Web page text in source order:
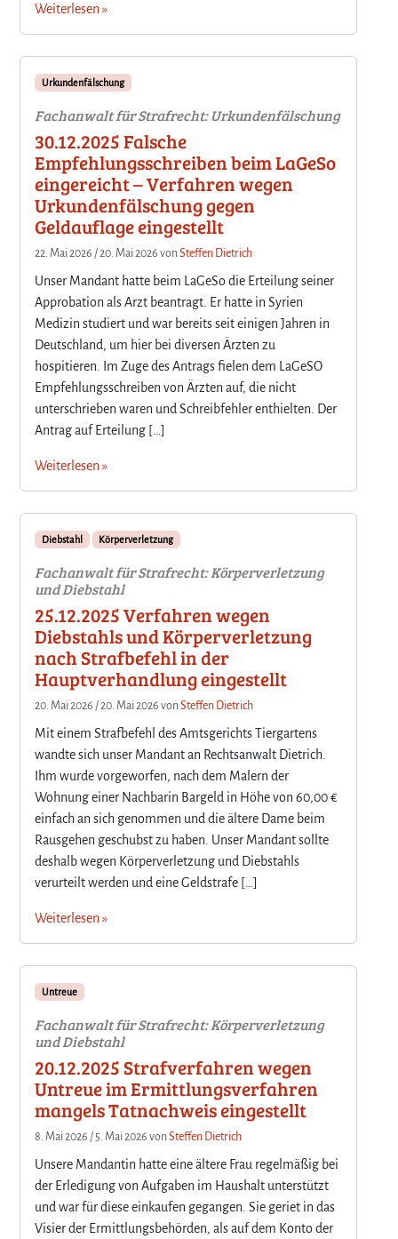
Weiterlesen »
Urkundenfälschung
Fachanwalt für Strafrecht: Urkundenfälschung
30.12.2025 Falsche
Empfehlungsschreiben beim LaGeSo
eingereicht – Verfahren wegen
Urkundenfälschung gegen
Geldauflage eingestellt
22. Mai 2026 /20. Mai 2026 vonSteffen Dietrich
Unser Mandant hatte beim LaGeSo die Erteilung seiner
Approbation als Arzt beantragt. Er hatte in Syrien
Medizin studiert und war bereits seit einigen Jahren in
Deutschland, um hier bei diversen Ärzten zu
hospitieren. Im Zuge des Antrags fielen dem LaGeSO
Empfehlungsschreiben von Ärzten auf, die nicht
unterschrieben waren und Schreibfehler enthielten. Der
Antrag auf Erteilung […]
Weiterlesen »
Diebstahl Körperverletzung
Fachanwalt für Strafrecht: Körperverletzung
und Diebstahl
25.12.2025 Verfahren wegen
Diebstahls und Körperverletzung
nach Strafbefehl in der
Hauptverhandlung eingestellt
20. Mai 2026 /20. Mai 2026 vonSteffen Dietrich
Mit einem Strafbefehl des Amtsgerichts Tiergartens
wandte sich unser Mandant an Rechtsanwalt Dietrich.
Ihm wurde vorgeworfen, nach dem Malern der
Wohnung einer Nachbarin Bargeld in Höhe von 60,00 €
einfach an sich genommen und die ältere Dame beim
Rausgehen geschubst zu haben. Unser Mandant sollte
deshalb wegen Körperverletzung und Diebstahls
verurteilt werden und eine Geldstrafe […]
Weiterlesen »
Untreue
Fachanwalt für Strafrecht: Körperverletzung
und Diebstahl
20.12.2025 Strafverfahren wegen
Untreue im Ermittlungsverfahren
mangels Tatnachweis eingestellt
8. Mai 2026 / 5. Mai 2026 vonSteffen Dietrich
Unsere Mandantin hatte eine ältere Frau regelmäßig bei
der Erledigung von Aufgaben im Haushalt unterstützt
und war für diese einkaufen gegangen. Sie geriet in das
Visier der Ermittlungsbehörden, als auf dem Konto der